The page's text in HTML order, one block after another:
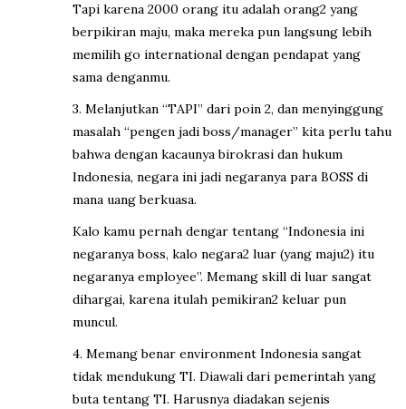
Tapi karena 2000 orang itu adalah orang2 yang
berpikiran maju, maka mereka pun langsung lebih
memilih go international dengan pendapat yang
sama denganmu.
3. Melanjutkan “TAPI” dari poin 2, dan menyinggung
masalah “pengen jadi boss/manager” kita perlu tahu
bahwa dengan kacaunya birokrasi dan hukum
Indonesia, negara ini jadi negaranya para BOSS di
mana uang berkuasa.
Kalo kamu pernah dengar tentang “Indonesia ini
negaranya boss, kalo negara2 luar (yang maju2) itu
negaranya employee”. Memang skill di luar sangat
dihargai, karena itulah pemikiran2 keluar pun
muncul.
4. Memang benar environment Indonesia sangat
tidak mendukung TI. Diawali dari pemerintah yang
buta tentang TI. Harusnya diadakan sejenis